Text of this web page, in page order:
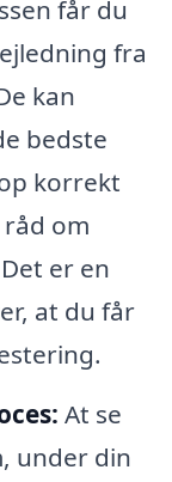
får du
fra
kan
bedste
korrekt
om
er en
at du får
At se
under din